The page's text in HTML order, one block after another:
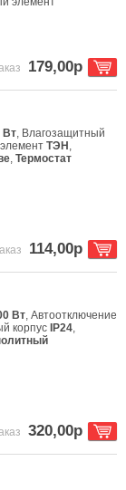
179,00р
Вт, Влагозащитный
элементТЭН ,
,Термостат
114,00р
Вт, Автоотключение
корпус IP24,
320,00р